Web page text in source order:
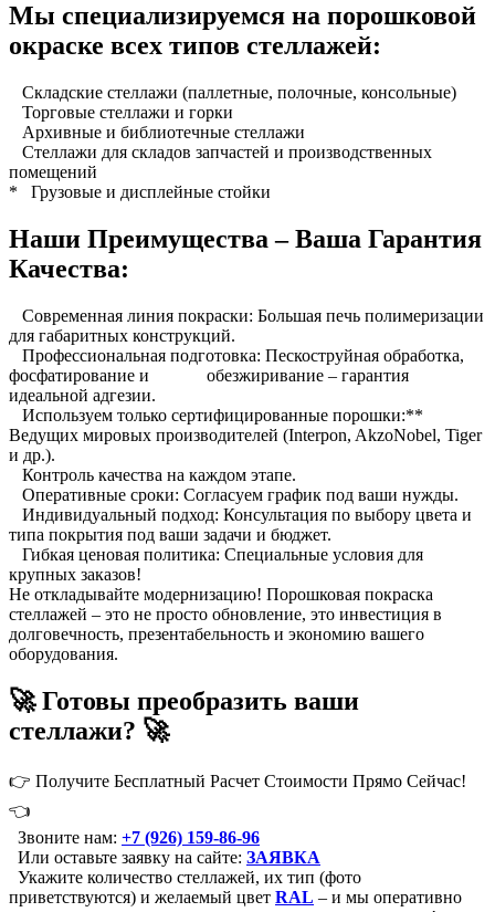
Мы специализируемся на порошковой
окраске всех типов стеллажей:
Складские стеллажи (паллетные, полочные, консольные)
Торговые стеллажи и горки
Архивные и библиотечные стеллажи
Стеллажи для складов запчастей и производственных
помещений
* Грузовые и дисплейные стойки
Наши Преимущества – Ваша Гарантия
Качества:
Современная линия покраски: Большая печь полимеризации
для габаритных конструкций.
Профессиональная подготовка: Пескоструйная обработка,
фосфатирование и обезжиривание – гарантия
идеальной адгезии.
Используем только сертифицированные порошки:**
Ведущих мировых производителей (Interpon, AkzoNobel, Tiger
и др.).
Контроль качества на каждом этапе.
Оперативные сроки: Согласуем график под ваши нужды.
Индивидуальный подход: Консультация по выбору цвета и
типа покрытия под ваши задачи и бюджет.
Гибкая ценовая политика: Специальные условия для
крупных заказов!
Не откладывайте модернизацию! Порошковая покраска
стеллажей – это не просто обновление, это инвестиция в
долговечность, презентабельность и экономию вашего
оборудования.
🚀 Готовы преобразить ваши
стеллажи? 🚀
👉 Получите Бесплатный Расчет Стоимости Прямо Сейчас!
👈
Звоните нам: +7 (926) 159-86-96
Или оставьте заявку на сайте: ЗАЯВКА
Укажите количество стеллажей, их тип (фото
приветствуются) и желаемый цвет RAL – и мы оперативно